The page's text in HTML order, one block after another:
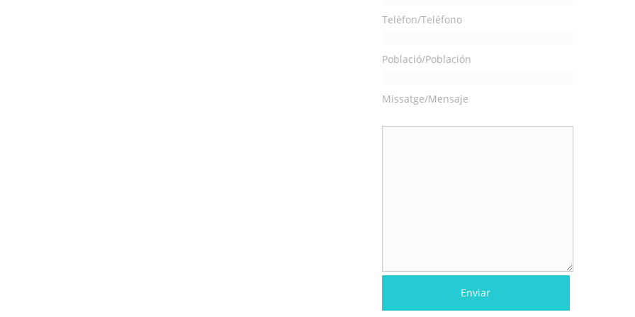
Telèfon/Teléfono
Població/Población
Missatge/Mensaje